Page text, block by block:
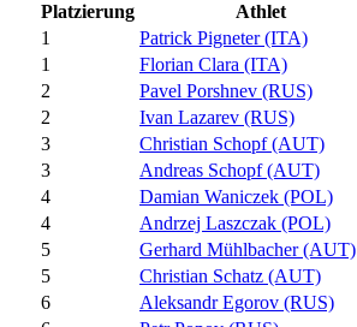
Platzierung
Athlet
1
Patrick Pigneter (ITA)
1
Florian Clara (ITA)
2
Pavel Porshnev (RUS)
2
Ivan Lazarev (RUS)
3
Christian Schopf (AUT)
3
Andreas Schopf (AUT)
4
Damian Waniczek (POL)
4
Andrzej Laszczak (POL)
5
Gerhard Mühlbacher (AUT)
5
Christian Schatz (AUT)
6
Aleksandr Egorov (RUS)